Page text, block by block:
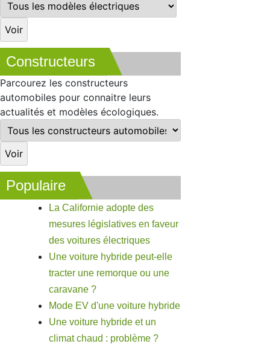
Constructeurs
Parcourez les constructeurs
automobiles pour connaitre leurs
actualités et modèles écologiques.
Populaire
La Californie adopte des
mesures législatives en faveur
des voitures électriques
Une voiture hybride peut-elle
tracter une remorque ou une
caravane ?
Mode EV d'une voiture hybride
Une voiture hybride et un
climat chaud : problème ?